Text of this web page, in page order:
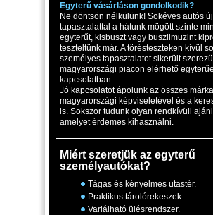
Egyterű vásárláson gondolkodik?
Ne döntsön nélkülünk! Sokéves autós
tapasztalattal a hátunk mögött szinte
egyterűt, kisbuszt vagy buszlimuzint
teszteltünk már. A törésteszteken kívül
személyes tapasztalatot sikerült
magyarországi piacon elérhető
kapcsolatban.
Jó kapcsolatot ápolunk az összes márka
magyarországi képviseletével és a
is. Sokszor tudunk olyan rendkívüli
amelyet érdemes kihasználni.
Miért szeretjük az egyterű
személyautókat?
Tágas és kényelmes utastér.
Praktikus tárolórekeszek.
Variálható ülésrendszer.